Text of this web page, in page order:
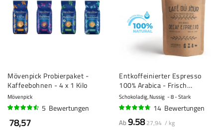
Mövenpick Probierpaket -
Kaffeebohnen - 4 x 1 Kilo
Mövenpick
5 Bewertungen
78,57
Entkoffeinierter Espresso
100% Arabica - Frisch
geröstete Kaffeebohnen
Schokoladig, Nussig 8 - Stark
14 Bewertungen
Ab9.58 27,94 / kg